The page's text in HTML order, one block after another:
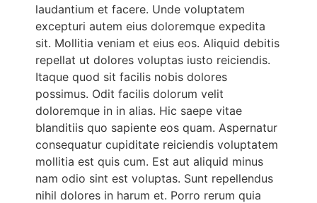
laudantium et facere. Unde voluptatem
excepturi autem eius doloremque expedita
sit. Mollitia veniam et eius eos. Aliquid debitis
repellat ut dolores voluptas iusto reiciendis.
Itaque quod sit facilis nobis dolores
possimus. Odit facilis dolorum velit
doloremque in in alias. Hic saepe vitae
blanditiis quo sapiente eos quam. Aspernatur
consequatur cupiditate reiciendis voluptatem
mollitia est quis cum. Est aut aliquid minus
nam odio sint est voluptas. Sunt repellendus
nihil dolores in harum et. Porro rerum quia